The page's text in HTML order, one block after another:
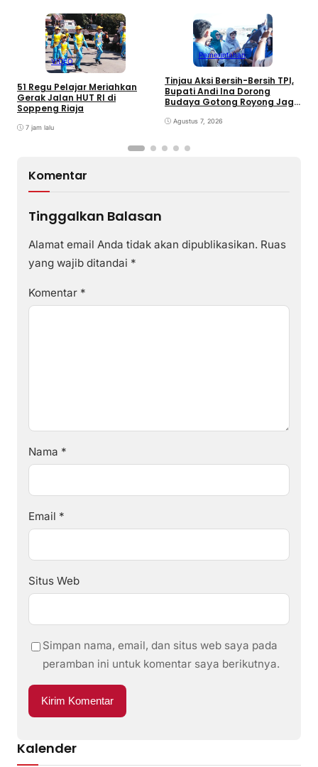
VIDEO
51 Regu Pelajar Meriahkan
Gerak Jalan HUT RI di
Soppeng Riaja
7 jam lalu
Pemerintahan
Tinjau Aksi Bersih-Bersih TPI,
Bupati Andi Ina Dorong
Budaya Gotong Royong Jaga
Agustus 7, 2026
Komentar
Tinggalkan Balasan
Alamat email Anda tidak akan dipublikasikan. Ruas
yang wajib ditandai *
Komentar *
Nama *
Email *
Situs Web
Simpan nama, email, dan situs web saya pada
peramban ini untuk komentar saya berikutnya.
Kalender